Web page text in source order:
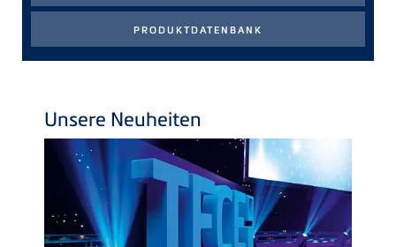
Unsere Neuheiten